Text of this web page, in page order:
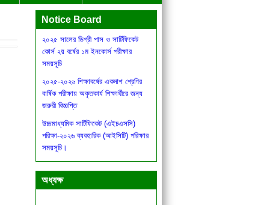
Notice Board
অনুষ্ঠান এবং মিষ্টি উৎসব সংক্রান্ত বিজ্ঞপ্তি
২০২৫ সালের ডিগ্রী পাস ও সার্টিফিকেট
কোর্স ২য় বর্ষের ১ম ইনকোর্স পরীক্ষার
সময়সূচি
বার্ষিক পরীক্ষায় অকৃতকার্য শিক্ষার্থীরে জন্য
জরুরী বিজ্ঞপ্তি
পরিক্ষা-২০২৬ ব্যবহারিক (আইসিটি) পরিক্ষার
সময়সূচি।
বিজ্ঞপ্তি।
অধ্যক্ষ